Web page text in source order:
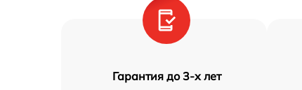
Гарантия до 3-х лет